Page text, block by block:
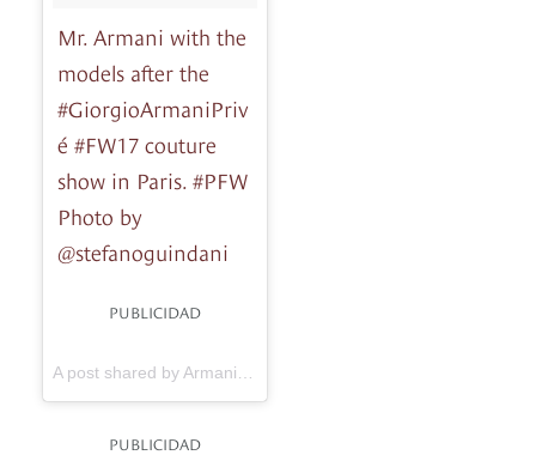
Mr. Armani with the
models after the
#GiorgioArmaniPriv
é #FW17 couture
show in Paris. #PFW
Photo by
@stefanoguindani
PUBLICIDAD
PUBLICIDAD